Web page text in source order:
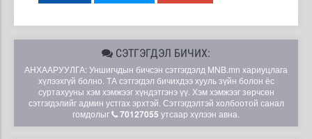
СЭТГЭГДЭЛ БИЧИХ:
АНХААРУУЛГА: Уншигчдын бичсэн сэтгэгдэлд MNB.mn хариуцлага
хүлээхгүй болно. ТА сэтгэгдэл бичихдээ хууль зүйн болон ёс
суртахууны хэм хэмжээг хүндэтгэнэ үү. Хэм хэмжээг зөрчсөн
сэтгэгдэлийг админ устгах эрхтэй. Сэтгэгдэлтэй холбоотой санал
гомдолыг
70127055 утсаар хүлээн авна.